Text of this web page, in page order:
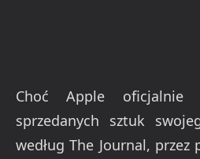
Choć Apple
sprzedanych sztuk
według The Journal, przez